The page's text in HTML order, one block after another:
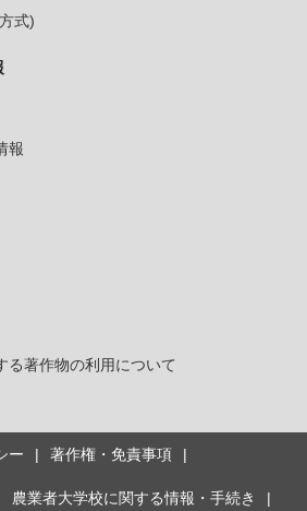
式)
報
る著作物の利用について
ー 著作権・免責事項
農業者大学校に関する情報・手続き